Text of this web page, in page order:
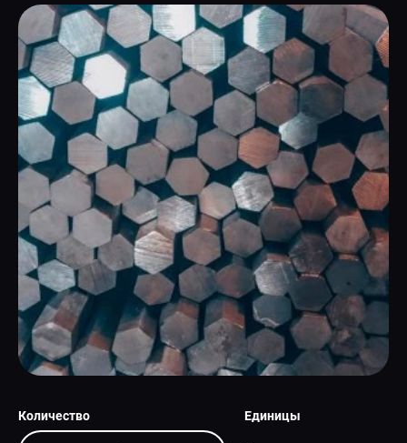
ВАКАНСИИ
КАТАЛОГ
УСЛУГИ
КОНТАКТЫ
СПЕЦПРЕДЛОЖЕНИЕ
Количество Единицы